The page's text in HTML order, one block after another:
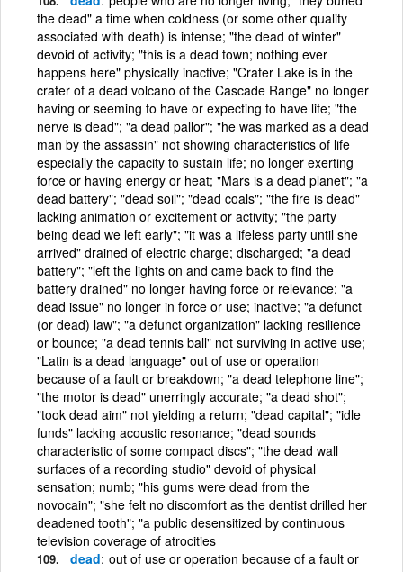
the dead" a time when coldness (or some other quality
associated with death) is intense; "the dead of winter"
devoid of activity; "this is a dead town; nothing ever
happens here" physically inactive; "Crater Lake is in the
crater of a dead volcano of the Cascade Range" no longer
having or seeming to have or expecting to have life; "the
nerve is dead"; "a dead pallor"; "he was marked as a dead
man by the assassin" not showing characteristics of life
especially the capacity to sustain life; no longer exerting
force or having energy or heat; "Mars is a dead planet"; "a
dead battery"; "dead soil"; "dead coals"; "the fire is dead"
lacking animation or excitement or activity; "the party
being dead we left early"; "it was a lifeless party until she
arrived" drained of electric charge; discharged; "a dead
battery"; "left the lights on and came back to find the
battery drained" no longer having force or relevance; "a
dead issue" no longer in force or use; inactive; "a defunct
(or dead) law"; "a defunct organization" lacking resilience
or bounce; "a dead tennis ball" not surviving in active use;
"Latin is a dead language" out of use or operation
because of a fault or breakdown; "a dead telephone line";
"the motor is dead" unerringly accurate; "a dead shot";
"took dead aim" not yielding a return; "dead capital"; "idle
funds" lacking acoustic resonance; "dead sounds
characteristic of some compact discs"; "the dead wall
surfaces of a recording studio" devoid of physical
sensation; numb; "his gums were dead from the
novocain"; "she felt no discomfort as the dentist drilled her
deadened tooth"; "a public desensitized by continuous
television coverage of atrocities
dead out of use or operation because of a fault or